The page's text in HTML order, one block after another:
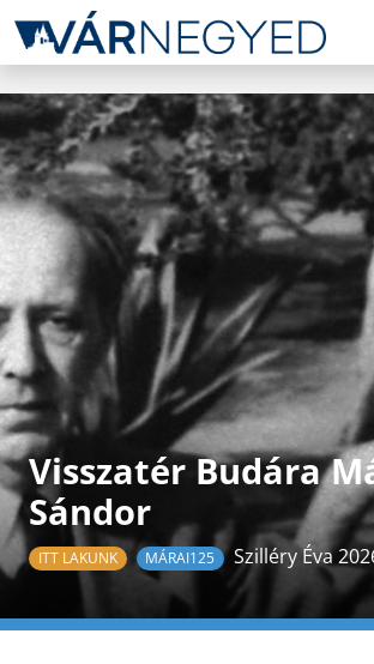
Visszatér Budára
Sándor
ITT LAKUNK MÁRAI125 Szilléry Éva